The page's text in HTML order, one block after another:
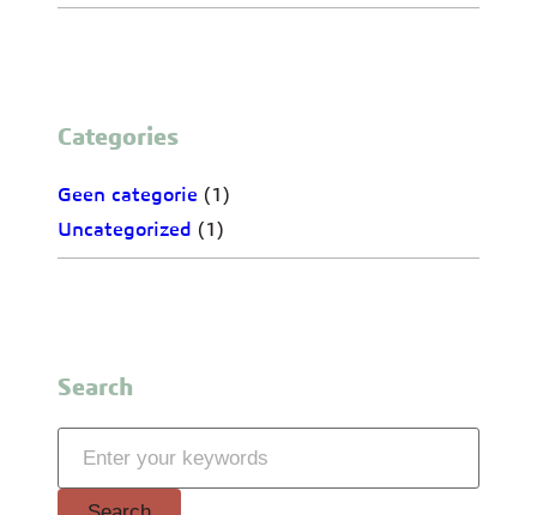
Categories
Geen categorie (1)
Uncategorized (1)
Search